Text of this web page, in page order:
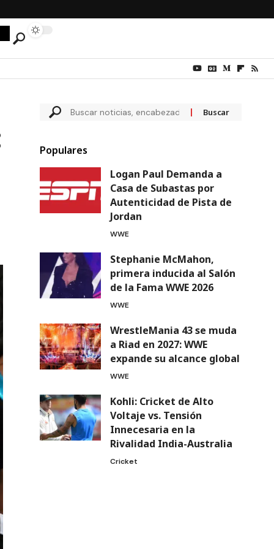
Populares
Logan Paul Demanda a
Casa de Subastas por
Autenticidad de Pista de
Jordan
WWE
Stephanie McMahon,
primera inducida al Salón
de la Fama WWE 2026
WWE
WrestleMania 43 se muda
a Riad en 2027: WWE
expande su alcance global
WWE
Kohli: Cricket de Alto
Voltaje vs. Tensión
Innecesaria en la
Rivalidad India-Australia
Cricket